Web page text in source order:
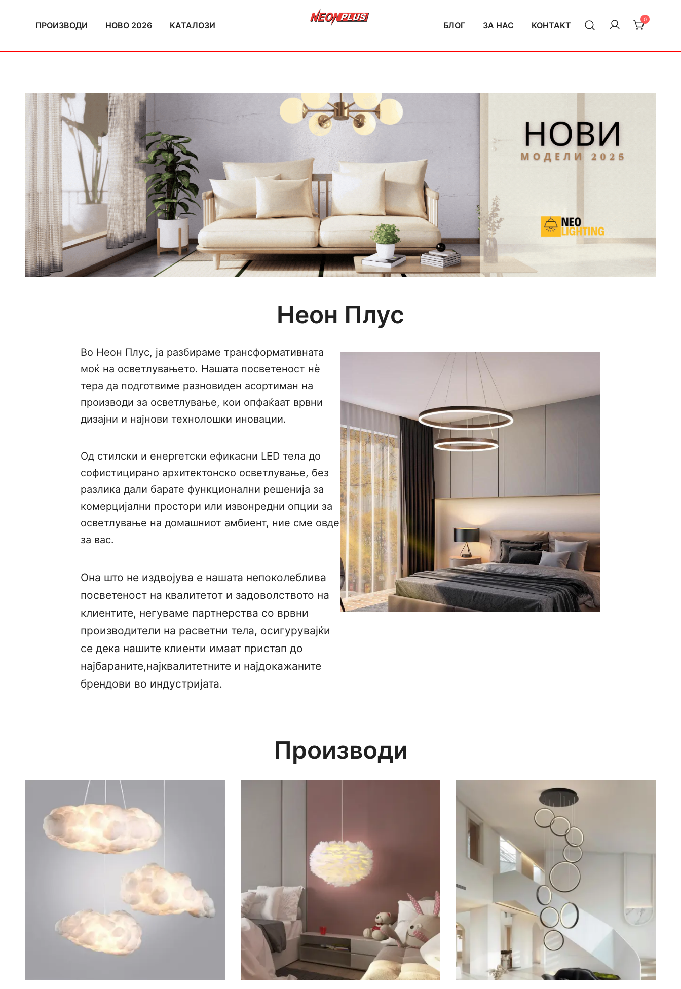
ПРОИЗВОДИ НОВО 2026 КАТАЛОЗИ БЛОГ ЗА НАС КОНТАКТ
0
Неон Плус
Во Неон Плус, ја разбираме трансформативната
моќ на осветлувањето. Нашата посветеност нè
тера да подготвиме разновиден асортиман на
производи за осветлување, кои опфаќаат врвни
дизајни и најнови технолошки иновации.
Од стилски и енергетски ефикасни LED тела до
софистицирано архитектонско осветлување, без
разлика дали барате функционални решенија за
комерцијални простори или извонредни опции за
осветлување на домашниот амбиент, ние сме овде
за вас.
Она што не издвојува е нашата непоколеблива
посветеност на квалитетот и задоволството на
клиентите, негуваме партнерства со врвни
производители на расветни тела, осигурувајќи
се дека нашите клиенти имаат пристап до
најбараните,најквалитетните и најдокажаните
брендови во индустријата.
Производи